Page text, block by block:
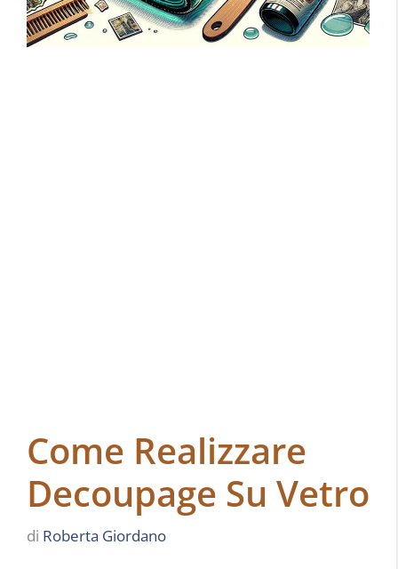
Come Realizzare
Decoupage Su Vetro
di Roberta Giordano